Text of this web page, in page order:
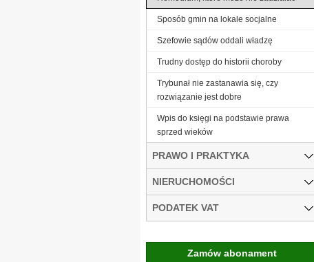
Sposób gmin na lokale socjalne
Szefowie sądów oddali władzę
Trudny dostęp do historii choroby
Trybunał nie zastanawia się, czy
rozwiązanie jest dobre
Wpis do księgi na podstawie prawa
sprzed wieków
PRAWO I PRAKTYKA
NIERUCHOMOŚCI
PODATEK VAT
Zamów abonament